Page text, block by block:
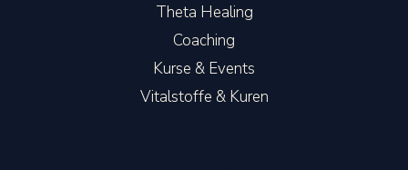
Theta Healing
Coaching
Kurse & Events
Vitalstoffe & Kuren